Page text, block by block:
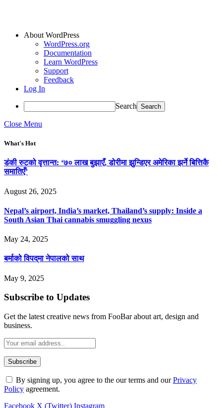
About WordPress
WordPress.org
Documentation
Learn WordPress
Support
Feedback
Log In
Search
Close Menu
What's Hot
डंकी रुटको वृत्तान्त: ‘७० लाख बुझाएँ, डोरीमा झुन्डिएर अमेरिका झर्ने बित्तिकै
समातिएँ’
August 26, 2025
Nepal’s airport, India’s market, Thailand’s supply: Inside a
South Asian Thai cannabis smuggling nexus
May 24, 2025
बर्माको विपद्‌मा नेपालको साथ
May 9, 2025
Subscribe to Updates
Get the latest creative news from FooBar about art, design and
business.
By signing up, you agree to the our terms and ourPrivacy
Policy agreement.
Facebook X (Twitter) Instagram